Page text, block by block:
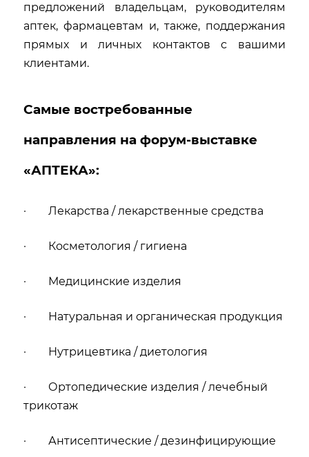
предложений владельцам, руководителям
аптек, фармацевтам и, также, поддержания
прямых и личных контактов с вашими
клиентами.
Самые востребованные
направления на форум-выставке
«АПТЕКА»:
· Лекарства / лекарственные средства
· Косметология / гигиена
· Медицинские изделия
· Натуральная и органическая продукция
· Нутрицевтика / диетология
· Ортопедические изделия / лечебный
трикотаж
· Антисептические / дезинфицирующие